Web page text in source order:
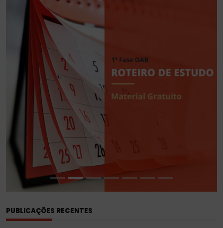
CURSO
ORDEM
PUBLICAÇÕES RECENTES